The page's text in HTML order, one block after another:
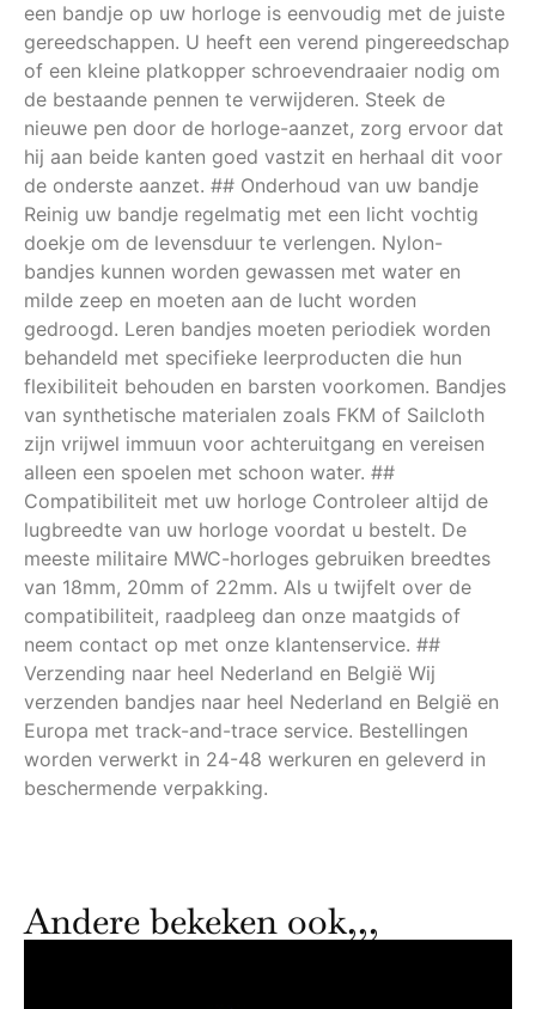
een bandje op uw horloge is eenvoudig met de juiste
gereedschappen. U heeft een verend pingereedschap
of een kleine platkopper schroevendraaier nodig om
de bestaande pennen te verwijderen. Steek de
nieuwe pen door de horloge-aanzet, zorg ervoor dat
hij aan beide kanten goed vastzit en herhaal dit voor
de onderste aanzet. ## Onderhoud van uw bandje
Reinig uw bandje regelmatig met een licht vochtig
doekje om de levensduur te verlengen. Nylon-
bandjes kunnen worden gewassen met water en
milde zeep en moeten aan de lucht worden
gedroogd. Leren bandjes moeten periodiek worden
behandeld met specifieke leerproducten die hun
flexibiliteit behouden en barsten voorkomen. Bandjes
van synthetische materialen zoals FKM of Sailcloth
zijn vrijwel immuun voor achteruitgang en vereisen
alleen een spoelen met schoon water. ##
Compatibiliteit met uw horloge Controleer altijd de
lugbreedte van uw horloge voordat u bestelt. De
meeste militaire MWC-horloges gebruiken breedtes
van 18mm, 20mm of 22mm. Als u twijfelt over de
compatibiliteit, raadpleeg dan onze maatgids of
neem contact op met onze klantenservice. ##
Verzending naar heel Nederland en België Wij
verzenden bandjes naar heel Nederland en België en
Europa met track-and-trace service. Bestellingen
worden verwerkt in 24-48 werkuren en geleverd in
beschermende verpakking.
Andere bekeken ook,,,